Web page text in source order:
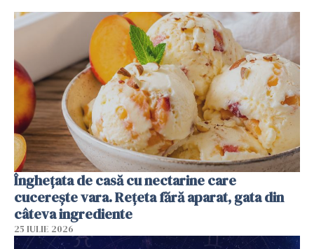
Înghețata de casă cu nectarine care
cucerește vara. Rețeta fără aparat, gata din
câteva ingrediente
25 IULIE 2026